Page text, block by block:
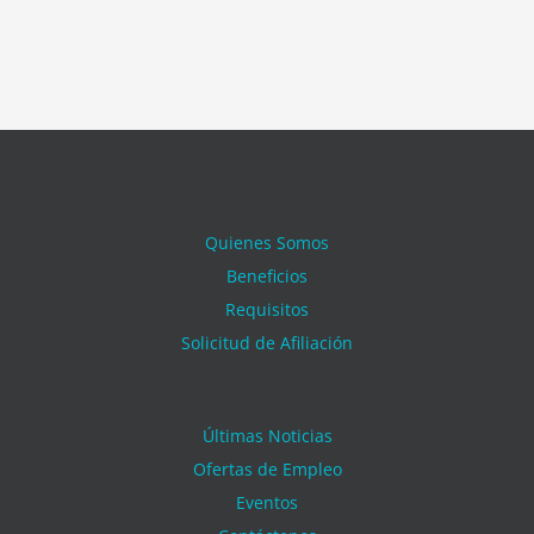
Quienes Somos
Beneficios
Requisitos
Solicitud de Afiliación
Últimas Noticias
Ofertas de Empleo
Eventos